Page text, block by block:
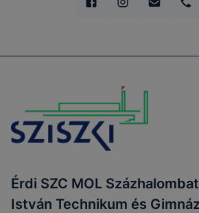
Érdi SZC MOL
István Technikum és